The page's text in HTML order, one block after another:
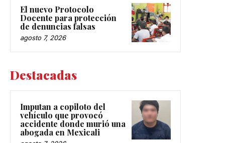
El nuevo Protocolo
Docente para protección
de denuncias falsas
agosto 7, 2026
Destacadas
Imputan a copiloto del
vehículo que provocó
accidente donde murió una
abogada en Mexicali